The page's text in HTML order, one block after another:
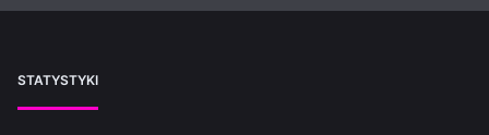
STATYSTYKI